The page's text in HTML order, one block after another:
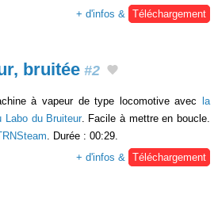
+ d'infos &
Téléchargement
bruitée #2
à vapeur de type locomotive avec
la
Labo du Bruiteur. Facile à mettre en boucle.
. Durée : 00:29.
+ d'infos & Téléchargement